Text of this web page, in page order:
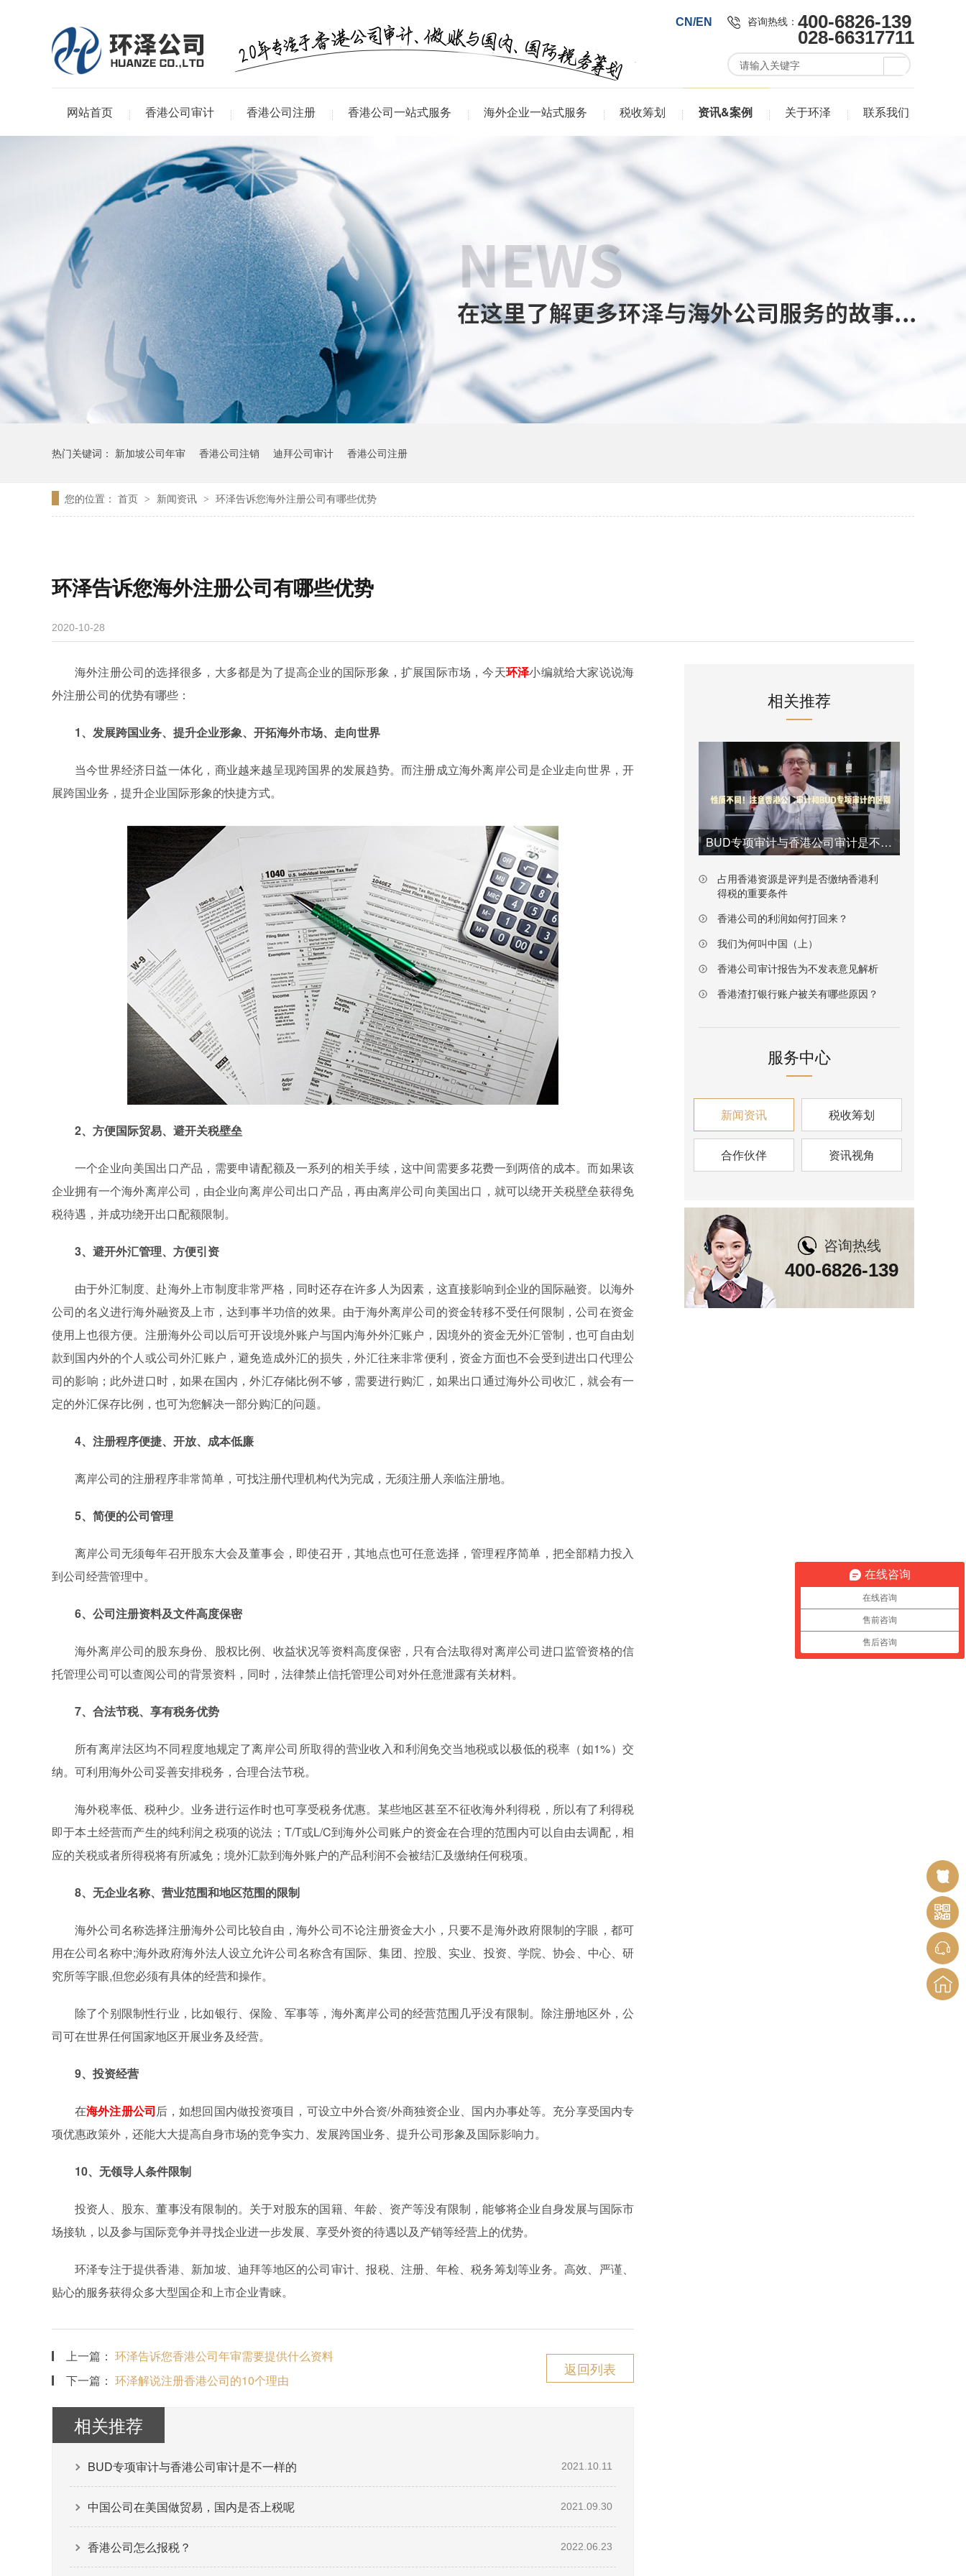
CN/EN 咨询热线： 400-6826-139
028-66317711
网站首页 香港公司审计 香港公司注册 香港公司一站式服务 海外企业一站式服务 税收筹划 资讯&案例 关于环泽 联系我们
热门关键词： 新加坡公司年审 香港公司注销 迪拜公司审计 香港公司注册
您的位置： 首页 > 新闻资讯 > 环泽告诉您海外注册公司有哪些优势
环泽告诉您海外注册公司有哪些优势
2020-10-28
海外注册公司的选择很多，大多都是为了提高企业的国际形象，扩展国际市场，今天环泽小编就给大家说说海
外注册公司的优势有哪些：
1、发展跨国业务、提升企业形象、开拓海外市场、走向世界
当今世界经济日益一体化，商业越来越呈现跨国界的发展趋势。而注册成立海外离岸公司是企业走向世界，开
展跨国业务，提升企业国际形象的快捷方式。
2、方便国际贸易、避开关税壁垒
一个企业向美国出口产品，需要申请配额及一系列的相关手续，这中间需要多花费一到两倍的成本。而如果该
企业拥有一个海外离岸公司，由企业向离岸公司出口产品，再由离岸公司向美国出口，就可以绕开关税壁垒获得免
税待遇，并成功绕开出口配额限制。
3、避开外汇管理、方便引资
由于外汇制度、赴海外上市制度非常严格，同时还存在许多人为因素，这直接影响到企业的国际融资。以海外
公司的名义进行海外融资及上市，达到事半功倍的效果。由于海外离岸公司的资金转移不受任何限制，公司在资金
使用上也很方便。注册海外公司以后可开设境外账户与国内海外外汇账户，因境外的资金无外汇管制，也可自由划
款到国内外的个人或公司外汇账户，避免造成外汇的损失，外汇往来非常便利，资金方面也不会受到进出口代理公
司的影响；此外进口时，如果在国内，外汇存储比例不够，需要进行购汇，如果出口通过海外公司收汇，就会有一
定的外汇保存比例，也可为您解决一部分购汇的问题。
4、注册程序便捷、开放、成本低廉
离岸公司的注册程序非常简单，可找注册代理机构代为完成，无须注册人亲临注册地。
5、简便的公司管理
离岸公司无须每年召开股东大会及董事会，即使召开，其地点也可任意选择，管理程序简单，把全部精力投入
到公司经营管理中。
6、公司注册资料及文件高度保密
海外离岸公司的股东身份、股权比例、收益状况等资料高度保密，只有合法取得对离岸公司进口监管资格的信
托管理公司可以查阅公司的背景资料，同时，法律禁止信托管理公司对外任意泄露有关材料。
7、合法节税、享有税务优势
所有离岸法区均不同程度地规定了离岸公司所取得的营业收入和利润免交当地税或以极低的税率（如1%）交
纳。可利用海外公司妥善安排税务，合理合法节税。
海外税率低、税种少。业务进行运作时也可享受税务优惠。某些地区甚至不征收海外利得税，所以有了利得税
即于本土经营而产生的纯利润之税项的说法；T/T或L/C到海外公司账户的资金在合理的范围内可以自由去调配，相
应的关税或者所得税将有所减免；境外汇款到海外账户的产品利润不会被结汇及缴纳任何税项。
8、无企业名称、营业范围和地区范围的限制
海外公司名称选择注册海外公司比较自由，海外公司不论注册资金大小，只要不是海外政府限制的字眼，都可
用在公司名称中;海外政府海外法人设立允许公司名称含有国际、集团、控股、实业、投资、学院、协会、中心、研
究所等字眼,但您必须有具体的经营和操作。
除了个别限制性行业，比如银行、保险、军事等，海外离岸公司的经营范围几乎没有限制。除注册地区外，公
司可在世界任何国家地区开展业务及经营。
9、投资经营
在海外注册公司后，如想回国内做投资项目，可设立中外合资/外商独资企业、国内办事处等。充分享受国内专
项优惠政策外，还能大大提高自身市场的竞争实力、发展跨国业务、提升公司形象及国际影响力。
10、无领导人条件限制
投资人、股东、董事没有限制的。关于对股东的国籍、年龄、资产等没有限制，能够将企业自身发展与国际市
场接轨，以及参与国际竞争并寻找企业进一步发展、享受外资的待遇以及产销等经营上的优势。
环泽专注于提供香港、新加坡、迪拜等地区的公司审计、报税、注册、年检、税务筹划等业务。高效、严谨、
贴心的服务获得众多大型国企和上市企业青睐。
上一篇： 环泽告诉您香港公司年审需要提供什么资料
下一篇： 环泽解说注册香港公司的10个理由
返回列表
相关推荐
BUD专项审计与香港公司审计是不一样的 2021.10.11
中国公司在美国做贸易，国内是否上税呢 2021.09.30
香港公司怎么报税？ 2022.06.23
相关推荐
BUD专项审计与香港公司审计是不一样的
占用香港资源是评判是否缴纳香港利
得税的重要条件
香港公司的利润如何打回来？
我们为何叫中国（上）
香港公司审计报告为不发表意见解析
香港渣打银行账户被关有哪些原因？
服务中心
新闻资讯 税收筹划
合作伙伴 资讯视角
咨询热线
400-6826-139
在线咨询
在线咨询
售前咨询
售后咨询